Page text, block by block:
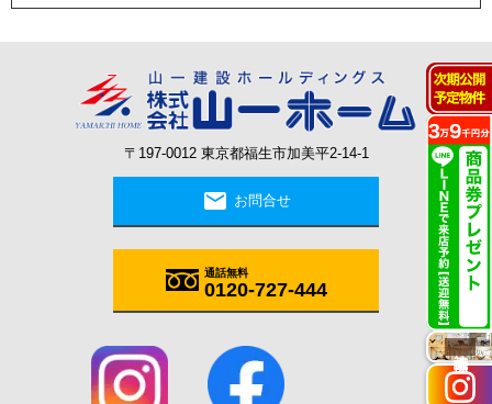
〒197-0012 東京都福生市加美平2-14-1
mail お問合せ
通話無料
0120-727-444
施工実例